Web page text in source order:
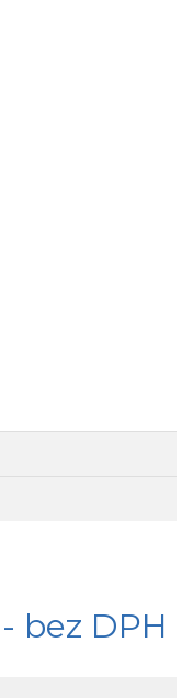
bez DPH